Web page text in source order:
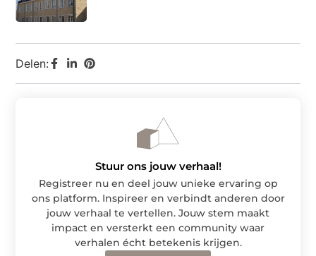
Delen:
Stuur ons jouw verhaal!
Registreer nu en deel jouw unieke ervaring op
ons platform. Inspireer en verbindt anderen door
jouw verhaal te vertellen. Jouw stem maakt
impact en versterkt een community waar
verhalen écht betekenis krijgen.